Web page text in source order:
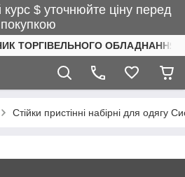
курс $ уточнюйте ціну перед
покупкою
ТОРГІВЕЛЬНОГО ОБЛАДНАННЯ
Стійки пристінні набірні для одягу